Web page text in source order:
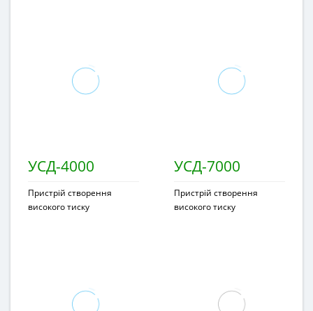
УСД-4000
Пристрій створення
високого тиску
УСД-7000
Пристрій створення
високого тиску